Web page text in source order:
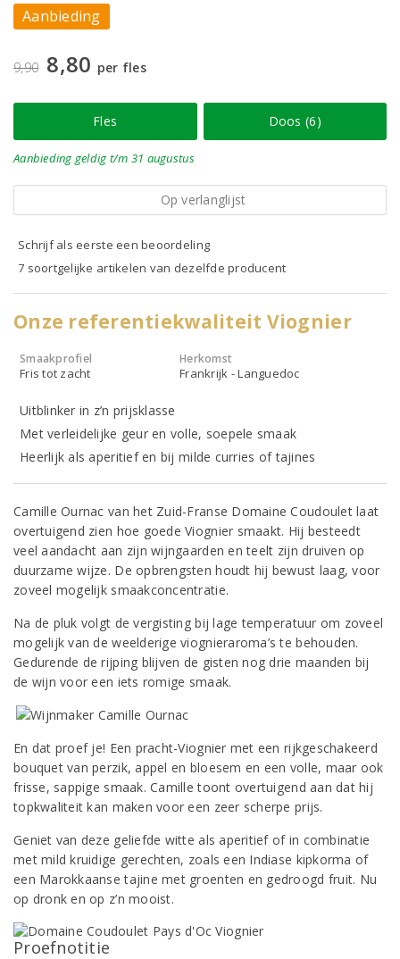
Aanbieding
9,90 8,80 per fles
Fles Doos (6)
Aanbieding geldig t/m 31 augustus
Op verlanglijst
Schrijf als eerste een beoordeling
7 soortgelijke artikelen van dezelfde producent
Onze referentiekwaliteit Viognier
Smaakprofiel
Fris tot zacht
Herkomst
Frankrijk - Languedoc
Uitblinker in z’n prijsklasse
Met verleidelijke geur en volle, soepele smaak
Heerlijk als aperitief en bij milde curries of tajines
Camille Ournac van het Zuid-Franse Domaine Coudoulet laat
overtuigend zien hoe goede Viognier smaakt. Hij besteedt
veel aandacht aan zijn wijngaarden en teelt zijn druiven op
duurzame wijze. De opbrengsten houdt hij bewust laag, voor
zoveel mogelijk smaakconcentratie.
Na de pluk volgt de vergisting bij lage temperatuur om zoveel
mogelijk van de weelderige viognieraroma’s te behouden.
Gedurende de rijping blijven de gisten nog drie maanden bij
de wijn voor een iets romige smaak.
En dat proef je! Een pracht-Viognier met een rijkgeschakeerd
bouquet van perzik, appel en bloesem en een volle, maar ook
frisse, sappige smaak.Camille toont overtuigend aan dat hij
topkwaliteit kan maken voor een zeer scherpe prijs.
Geniet van deze geliefde witte als aperitief of in combinatie
met mild kruidige gerechten, zoals een Indiase kipkorma of
een Marokkaanse tajine met groenten en gedroogd fruit. Nu
op dronk en op z’n mooist.
Proefnotitie